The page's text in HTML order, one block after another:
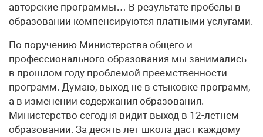
авторские программы… В результате пробелы в
образовании компенсируются платными услугами.
По поручению Министерства общего и
профессионального образования мы занимались
в прошлом году проблемой преемственности
программ. Думаю, выход не в стыковке программ,
а в изменении содержания образования.
Министерство сегодня видит выход в 12-летнем
образовании. За десять лет школа даст каждому